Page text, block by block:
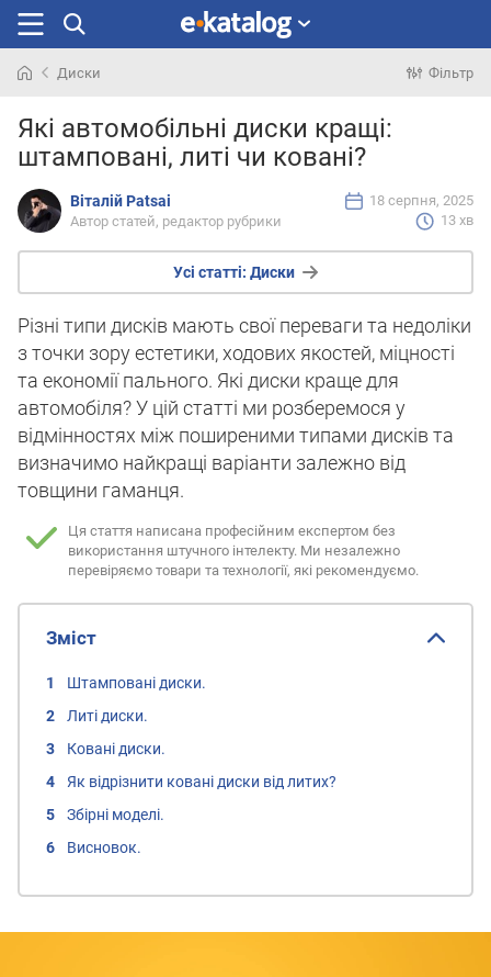
раніше
Диски Фільтр
Які автомобільні диски кращі:
штамповані, литі чи ковані?
Віталій Patsai
Автор статей, редактор рубрики 13 хв
18 серпня, 2025
Усі статті: Диски
Різні типи дисків мають свої переваги та недоліки
з точки зору естетики, ходових якостей, міцності
та економії пального. Які диски краще для
автомобіля? У цій статті ми розберемося у
відмінностях між поширеними типами дисків та
визначимо найкращі варіанти залежно від
товщини гаманця.
Ця стаття написана професійним експертом без
використання штучного інтелекту. Ми незалежно
перевіряємо товари та технології, які рекомендуємо.
Зміст
Штамповані диски.
Литі диски.
Ковані диски.
Як відрізнити ковані диски від литих?
Збірні моделі.
Висновок.